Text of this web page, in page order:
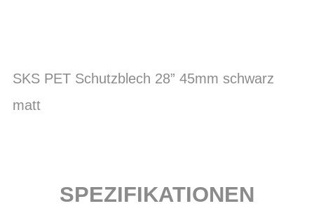
SKS PET Schutzblech 28” 45mm schwarz
matt
SPEZIFIKATIONEN